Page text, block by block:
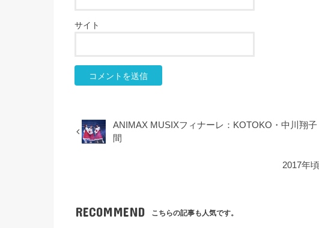
サイト
ANIMAX MUSIXフィナーレ：KOTOKO・中川翔
間
2017年
RECOMMEND こちらの記事も人気です。